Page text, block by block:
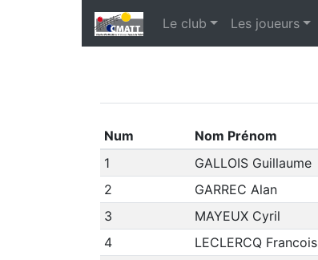
Le club Les joueurs
Num Nom Prénom
1
GALLOIS Guillaume
2
GARREC Alan
3
MAYEUX Cyril
4
LECLERCQ Francois